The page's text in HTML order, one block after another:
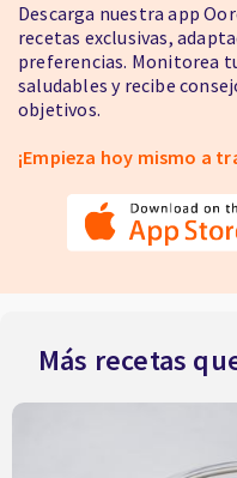
Descarga nuestra app
recetas exclusivas,
preferencias. Monitorea
saludables y recibe
objetivos.
¡Empieza hoy mismo a
Más recetas